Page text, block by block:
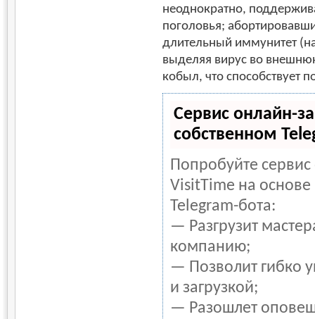
неоднократно,
поголовья;
длительный иммунитет
выделяя вирус во
кобыл, что способствует
Сервис онлайн-
собственном
Попробуйте
VisitTime на основе
Telegram-бота:
— Разгрузит
компанию;
— Позволит гибко
и загрузкой;
— Разошлет